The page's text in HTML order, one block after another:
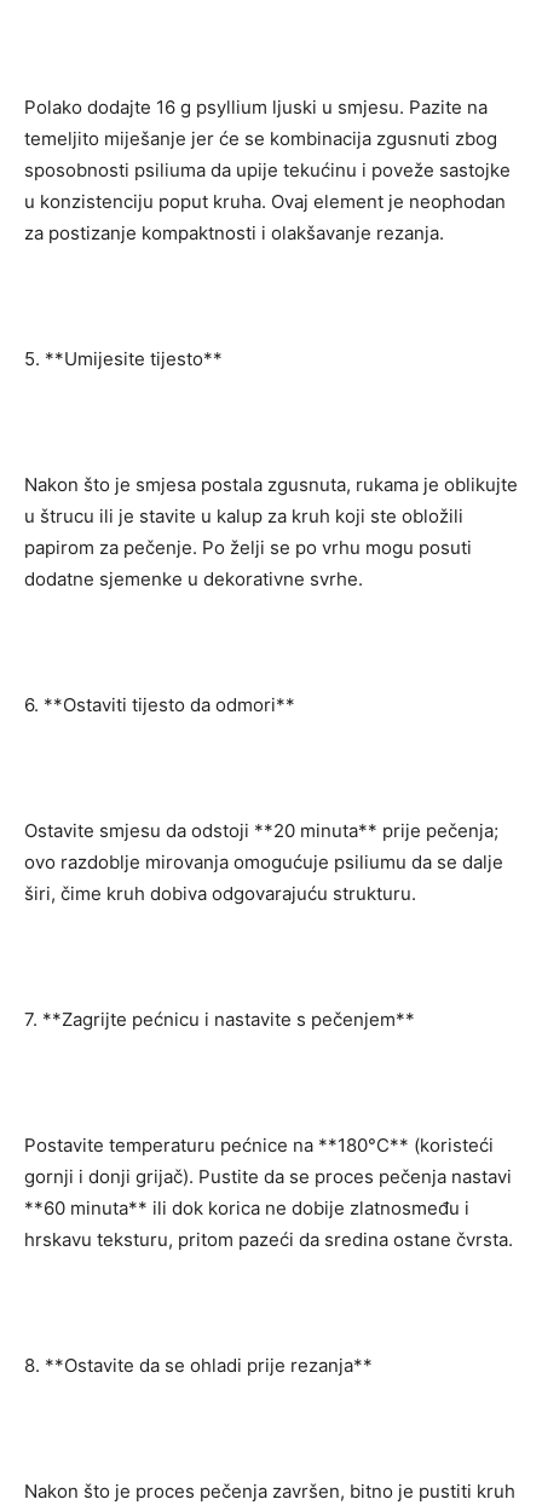
Polako dodajte 16 g psyllium ljuski u smjesu. Pazite na
temeljito miješanje jer će se kombinacija zgusnuti zbog
sposobnosti psiliuma da upije tekućinu i poveže sastojke
u konzistenciju poput kruha. Ovaj element je neophodan
za postizanje kompaktnosti i olakšavanje rezanja.
5. **Umijesite tijesto**
Nakon što je smjesa postala zgusnuta, rukama je oblikujte
u štrucu ili je stavite u kalup za kruh koji ste obložili
papirom za pečenje. Po želji se po vrhu mogu posuti
dodatne sjemenke u dekorativne svrhe.
6. **Ostaviti tijesto da odmori**
Ostavite smjesu da odstoji **20 minuta** prije pečenja;
ovo razdoblje mirovanja omogućuje psiliumu da se dalje
širi, čime kruh dobiva odgovarajuću strukturu.
7. **Zagrijte pećnicu i nastavite s pečenjem**
Postavite temperaturu pećnice na **180°C** (koristeći
gornji i donji grijač). Pustite da se proces pečenja nastavi
**60 minuta** ili dok korica ne dobije zlatnosmeđu i
hrskavu teksturu, pritom pazeći da sredina ostane čvrsta.
8. **Ostavite da se ohladi prije rezanja**
Nakon što je proces pečenja završen, bitno je pustiti kruh